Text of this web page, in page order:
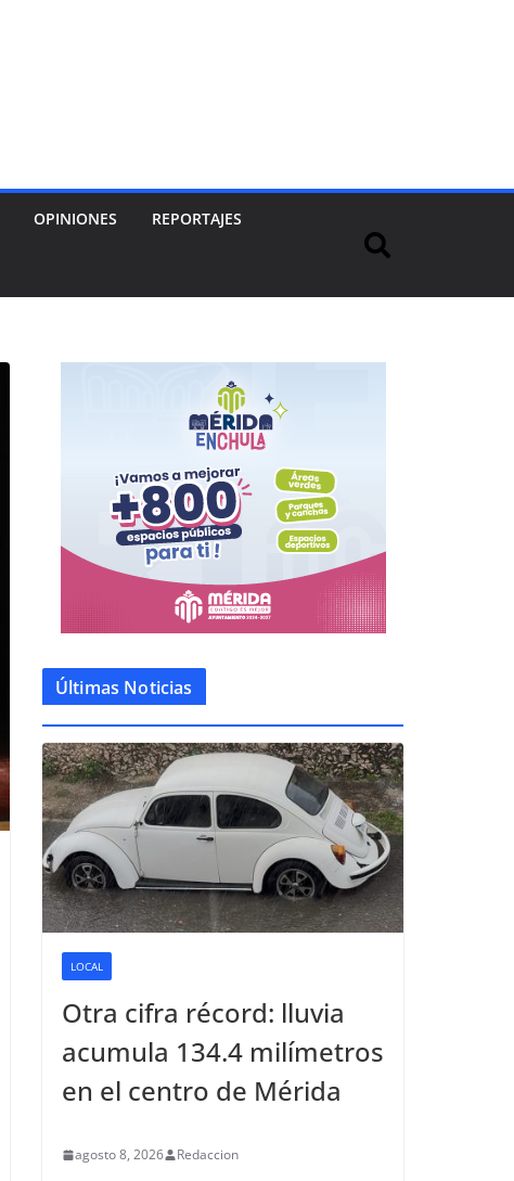
OPINIONES REPORTAJES
Últimas Noticias
LOCAL
Otra cifra récord: lluvia
acumula 134.4 milímetros
en el centro de Mérida
agosto 8, 2026 Redaccion